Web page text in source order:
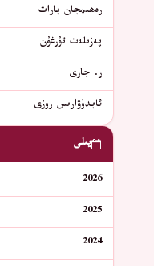
رەھىمجان بارات
پەزىلەت تۇرغۇن
ر. جارى
ئابدۇۋارىس روزى
يىلى
2026
2025
2024